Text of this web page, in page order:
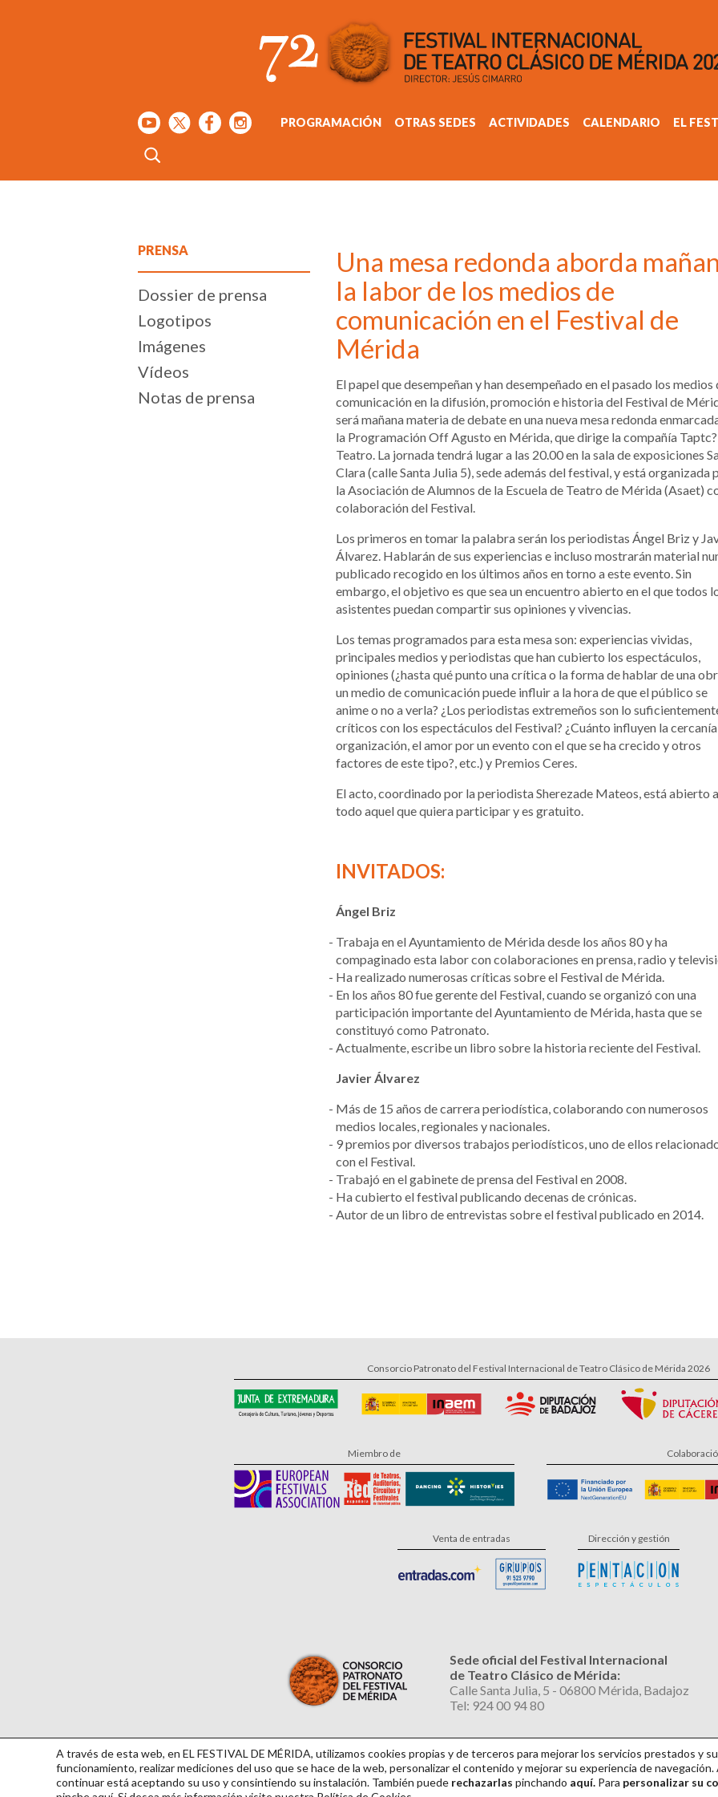
PROGRAMACIÓN OTRAS SEDES ACTIVIDADES CALENDARIO EL
PRENSA
Dossier de prensa
Logotipos
Imágenes
Vídeos
Notas de prensa
Una mesa redonda aborda
la labor de los medios de
comunicación en el Festival de
Mérida
El papel que desempeñan y han desempeñado en el pasado los medios
comunicación en la difusión, promoción e historia del Festival de
será mañana materia de debate en una nueva mesa redonda
la Programación Off Agusto en Mérida, que dirige la compañía Taptc?
Teatro. La jornada tendrá lugar a las 20.00 en la sala de exposiciones
Clara (calle Santa Julia 5), sede además del festival, y está organizada
la Asociación de Alumnos de la Escuela de Teatro de Mérida (Asaet)
colaboración del Festival.
Los primeros en tomar la palabra serán los periodistas Ángel Briz y
Álvarez. Hablarán de sus experiencias e incluso mostrarán material
publicado recogido en los últimos años en torno a este evento. Sin
embargo, el objetivo es que sea un encuentro abierto en el que todos
asistentes puedan compartir sus opiniones y vivencias.
Los temas programados para esta mesa son: experiencias vividas,
principales medios y periodistas que han cubierto los espectáculos,
opiniones (¿hasta qué punto una crítica o la forma de hablar de una
un medio de comunicación puede influir a la hora de que el público se
anime o no a verla? ¿Los periodistas extremeños son lo
críticos con los espectáculos del Festival? ¿Cuánto influyen la
organización, el amor por un evento con el que se ha crecido y otros
factores de este tipo?, etc.) y Premios Ceres.
El acto, coordinado por la periodista Sherezade Mateos, está abierto a
todo aquel que quiera participar y es gratuito.
INVITADOS:
Ángel Briz
Trabaja en el Ayuntamiento de Mérida desde los años 80 y ha
compaginado esta labor con colaboraciones en prensa, radio y
Ha realizado numerosas críticas sobre el Festival de Mérida.
En los años 80 fue gerente del Festival, cuando se organizó con una
participación importante del Ayuntamiento de Mérida, hasta que se
constituyó como Patronato.
Actualmente, escribe un libro sobre la historia reciente del Festival.
Javier Álvarez
Más de 15 años de carrera periodística, colaborando con numerosos
medios locales, regionales y nacionales.
9 premios por diversos trabajos periodísticos, uno de ellos
con el Festival.
Trabajó en el gabinete de prensa del Festival en 2008.
Ha cubierto el festival publicando decenas de crónicas.
Autor de un libro de entrevistas sobre el festival publicado en 2014.
Consorcio Patronato del Festival Internacional de Teatro Clásico de Mérida 2026
Miembro de
Venta de entradas Dirección y gestión
Sede oficial del Festival Internacional
de Teatro Clásico de Mérida:
Calle Santa Julia, 5 - 06800 Mérida, Badajoz
Tel: 924 00 94 80
Aviso Legal | Política de Privacidad|Política de Cookies|Diseño: David Sueiro|Webmaster:
A través de esta web, en EL FESTIVAL DE MÉRIDA, utilizamos cookies propias y de terceros para mejorar los servicios prestados y su
funcionamiento, realizar mediciones del uso que se hace de la web, personalizar el contenido y mejorar su experiencia de navegación.
continuarestá aceptando su uso y consintiendo su instalación. También puede rechazarlas pinchando aquí. Para personalizar su